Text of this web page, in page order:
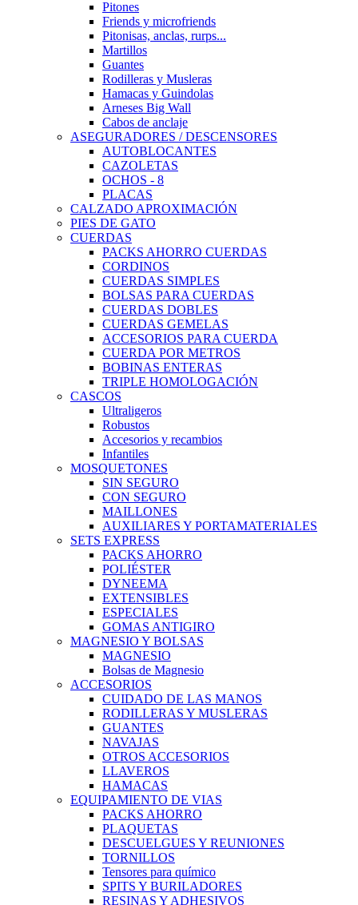
Pitones
Friends y microfriends
Pitonisas, anclas, rurps...
Martillos
Guantes
Rodilleras y Musleras
Hamacas y Guindolas
Arneses Big Wall
Cabos de anclaje
ASEGURADORES / DESCENSORES
AUTOBLOCANTES
CAZOLETAS
OCHOS - 8
PLACAS
CALZADO APROXIMACIÓN
PIES DE GATO
CUERDAS
PACKS AHORRO CUERDAS
CORDINOS
CUERDAS SIMPLES
BOLSAS PARA CUERDAS
CUERDAS DOBLES
CUERDAS GEMELAS
ACCESORIOS PARA CUERDA
CUERDA POR METROS
BOBINAS ENTERAS
TRIPLE HOMOLOGACIÓN
CASCOS
Ultraligeros
Robustos
Accesorios y recambios
Infantiles
MOSQUETONES
SIN SEGURO
CON SEGURO
MAILLONES
AUXILIARES Y PORTAMATERIALES
SETS EXPRESS
PACKS AHORRO
POLIÉSTER
DYNEEMA
EXTENSIBLES
ESPECIALES
GOMAS ANTIGIRO
MAGNESIO Y BOLSAS
MAGNESIO
Bolsas de Magnesio
ACCESORIOS
CUIDADO DE LAS MANOS
RODILLERAS Y MUSLERAS
GUANTES
NAVAJAS
OTROS ACCESORIOS
LLAVEROS
HAMACAS
EQUIPAMIENTO DE VIAS
PACKS AHORRO
PLAQUETAS
DESCUELGUES Y REUNIONES
TORNILLOS
Tensores para químico
SPITS Y BURILADORES
RESINAS Y ADHESIVOS